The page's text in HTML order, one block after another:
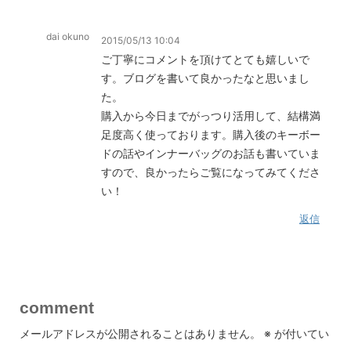
dai okuno 2015/05/13 10:04
ご丁寧にコメントを頂けてとても嬉しいで
す。ブログを書いて良かったなと思いまし
た。
購入から今日までがっつり活用して、結構満
足度高く使っております。購入後のキーボー
ドの話やインナーバッグのお話も書いていま
すので、良かったらご覧になってみてくださ
い！
返信
comment
メールアドレスが公開されることはありません。 ※ が付いてい